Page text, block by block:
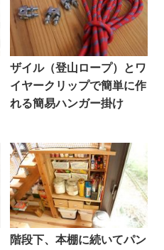
ザイル（登山ロープ）とワ
イヤークリップで簡単に作
れる簡易ハンガー掛け
階段下、本棚に続いてパン